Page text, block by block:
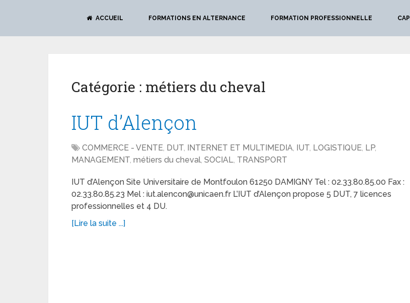
ACCUEIL FORMATIONS EN ALTERNANCE FORMATION PROFESSIONNELLE CAP
Catégorie : métiers du cheval
IUT d’Alençon
COMMERCE - VENTE, DUT, INTERNET ET MULTIMEDIA, IUT, LOGISTIQUE, LP,
MANAGEMENT, métiers du cheval, SOCIAL, TRANSPORT
IUT d’Alençon Site Universitaire de Montfoulon 61250 DAMIGNY Tel : 02.33.80.85.00 Fax :
02.33.80.85.23 Mel : iut.alencon@unicaen.fr L’IUT d’Alençon propose 5 DUT, 7 licences
professionnelles et 4 DU.
[Lire la suite ...]